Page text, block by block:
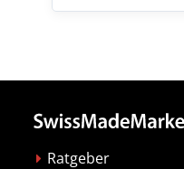
Ratgeber